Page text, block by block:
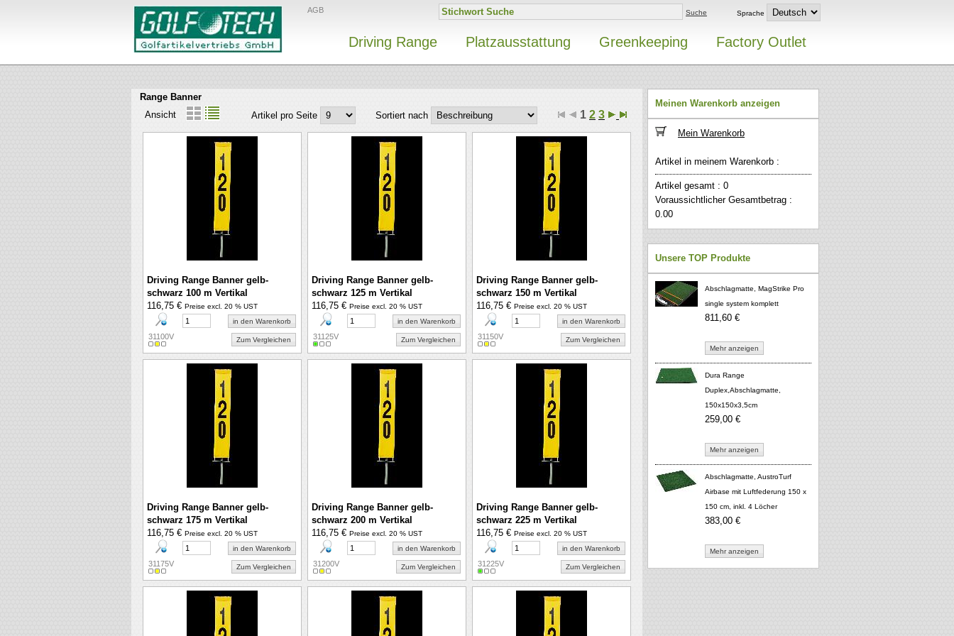
AGB Suche Sprache
Driving Range Platzausstattung Greenkeeping Factory Outlet
Range Banner
Ansicht
Artikel pro Seite Sortiert nach 1 2 3
Driving Range Banner gelb-
schwarz 100 m Vertikal
116,75 € Preise excl. 20 % UST
in den Warenkorb
31100V Zum Vergleichen
Driving Range Banner gelb-
schwarz 125 m Vertikal
116,75 € Preise excl. 20 % UST
in den Warenkorb
31125V Zum Vergleichen
Driving Range Banner gelb-
schwarz 150 m Vertikal
116,75 € Preise excl. 20 % UST
in den Warenkorb
31150V Zum Vergleichen
Driving Range Banner gelb-
schwarz 175 m Vertikal
116,75 € Preise excl. 20 % UST
in den Warenkorb
31175V Zum Vergleichen
Driving Range Banner gelb-
schwarz 200 m Vertikal
116,75 € Preise excl. 20 % UST
in den Warenkorb
31200V Zum Vergleichen
Driving Range Banner gelb-
schwarz 225 m Vertikal
116,75 € Preise excl. 20 % UST
in den Warenkorb
31225V Zum Vergleichen
Meinen Warenkorb anzeigen
Mein Warenkorb
Artikel in meinem Warenkorb :
Artikel gesamt : 0
Voraussichtlicher Gesamtbetrag :
0.00
Unsere TOP Produkte
Abschlagmatte, MagStrike Pro
single system komplett
811,60 €
Mehr anzeigen
Dura Range
Duplex,Abschlagmatte,
150x150x3,5cm
259,00 €
Mehr anzeigen
Abschlagmatte, AustroTurf
Airbase mit Luftfederung 150 x
150 cm, inkl. 4 Löcher
383,00 €
Mehr anzeigen